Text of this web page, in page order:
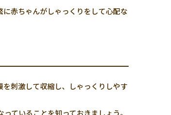
赤ちゃんがしゃっくりをして心配な
刺激して収縮し、しゃっくりしやす
ていることを知っておきましょう。